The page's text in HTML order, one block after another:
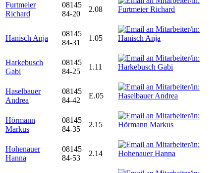
Furtmeier
Richard
08145
84-20
2.08
Hanisch Anja
08145
84-31
1.05
Harkebusch
Gabi
08145
84-25
1.11
Haselbauer
Andrea
08145
84-42
E.05
Hörmann
Markus
08145
84-35
2.15
Hohenauer
Hanna
08145
84-53
2.14